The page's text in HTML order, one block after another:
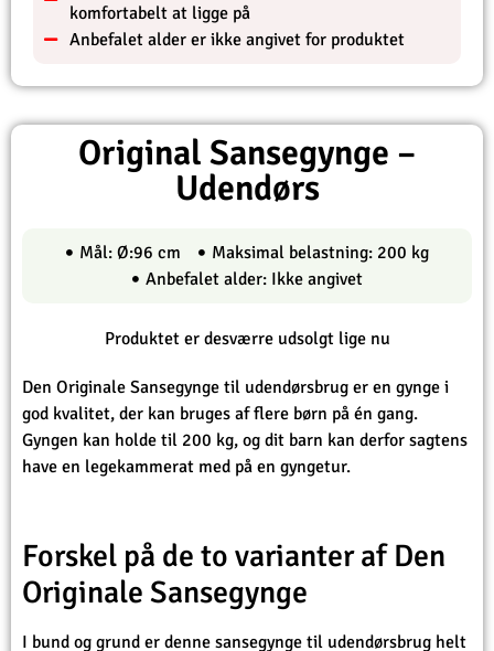
komfortabelt at ligge på
Anbefalet alder er ikke angivet for produktet
Original Sansegynge –
Udendørs
Mål: Ø:96 cm
Maksimal belastning: 200 kg
Anbefalet alder: Ikke angivet
Produktet er desværre udsolgt lige nu
Den Originale Sansegynge til udendørsbrug er en gynge i
god kvalitet, der kan bruges af flere børn på én gang.
Gyngen kan holde til 200 kg, og dit barn kan derfor sagtens
have en legekammerat med på en gyngetur.
Forskel på de to varianter af Den
Originale Sansegynge
I bund og grund er denne sansegynge til udendørsbrug helt